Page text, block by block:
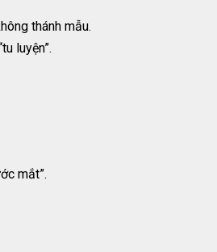
thánh mẫu.
luyện”.
mắt”.